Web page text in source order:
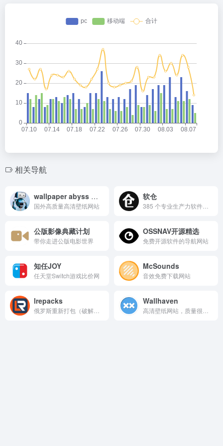
相关导航
wallpaper abyss 壁纸
国外高质量高清壁纸网站
软仓
公版影像典藏计划
带你走进公版电影世界
OSSNAV开源精选
免费开源软件的导航网站
知任JOY
任天堂Switch游戏比价网
McSounds
音效免费下载网站
lrepacks Wallhaven